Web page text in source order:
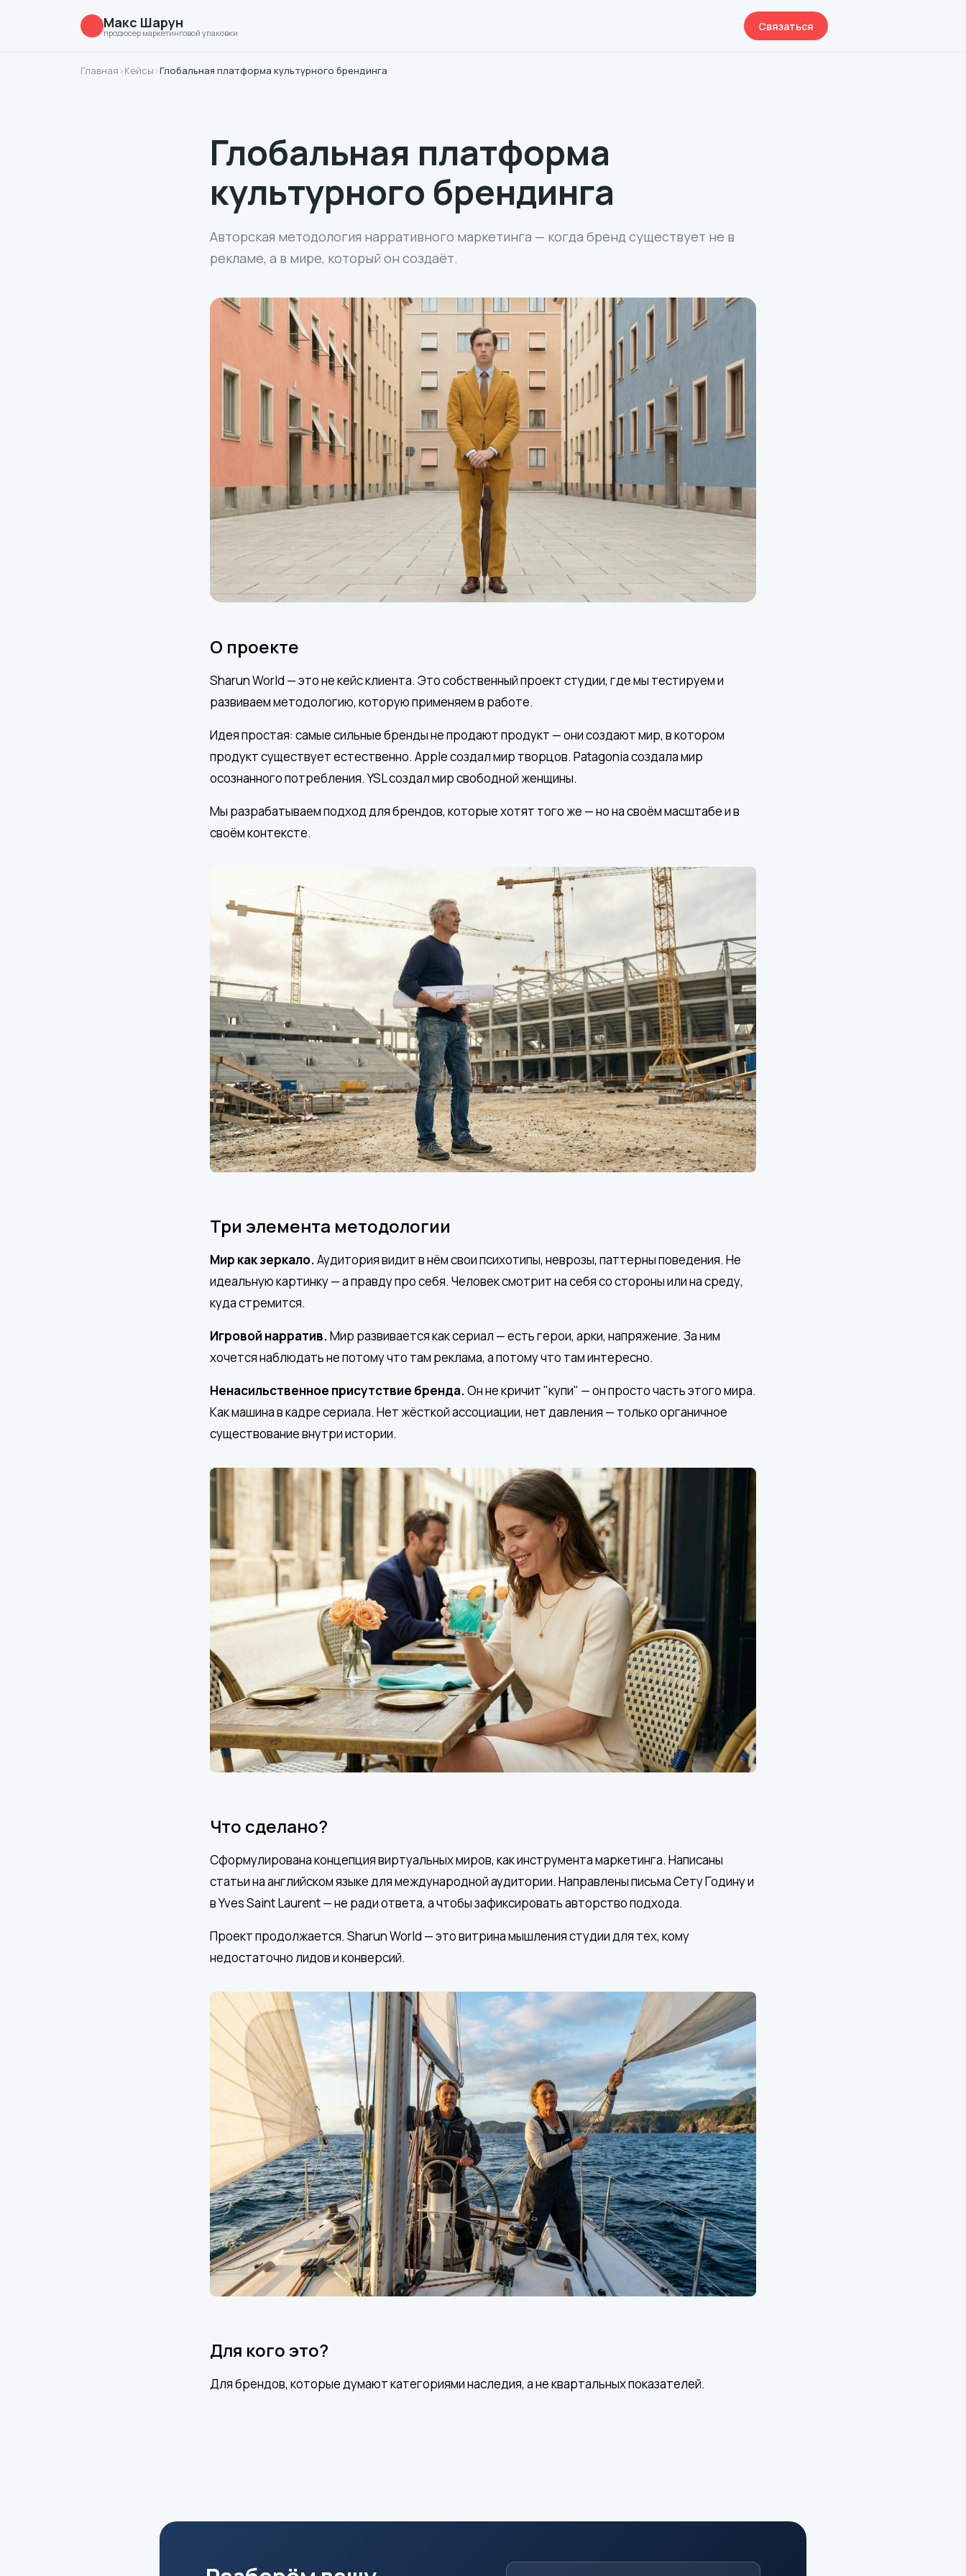
Макс Шарун
продюсер маркетинговой упаковки Связаться
Главная ›Кейсы ›Глобальная платформа культурного брендинга
Глобальная платформа
культурного брендинга
Авторская методология нарративного маркетинга — когда бренд существует не в
рекламе, а в мире, который он создаёт.
О проекте
Sharun World — это не кейс клиента. Это собственный проект студии, где мы тестируем и
развиваем методологию, которую применяем в работе.
Идея простая: самые сильные бренды не продают продукт — они создают мир, в котором
продукт существует естественно. Apple создал мир творцов. Patagonia создала мир
осознанного потребления. YSL создал мир свободной женщины.
Мы разрабатываем подход для брендов, которые хотят того же — но на своём масштабе и в
своём контексте.
Три элемента методологии
Мир как зеркало.Аудитория видит в нём свои психотипы, неврозы, паттерны поведения. Не
идеальную картинку — а правду про себя. Человек смотрит на себя со стороны или на среду,
куда стремится.
Игровой нарратив.Мир развивается как сериал — есть герои, арки, напряжение. За ним
хочется наблюдать не потому что там реклама, а потому что там интересно.
Ненасильственное присутствие бренда.Он не кричит "купи" — он просто часть этого мира.
Как машина в кадре сериала. Нет жёсткой ассоциации, нет давления — только органичное
существование внутри истории.
Что сделано?
Сформулирована концепция виртуальных миров, как инструмента маркетинга. Написаны
статьи на английском языке для международной аудитории. Направлены письма Сету Годину и
в Yves Saint Laurent — не ради ответа, а чтобы зафиксировать авторство подхода.
Проект продолжается. Sharun World — это витрина мышления студии для тех, кому
недостаточно лидов и конверсий.
Для кого это?
Для брендов, которые думают категориями наследия, а не квартальных показателей.